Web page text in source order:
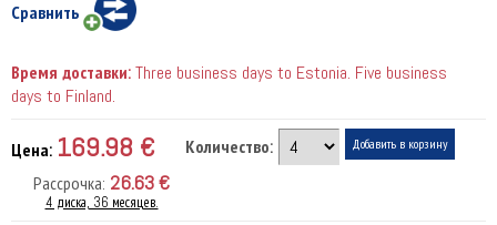
Сравнить
Время доставки:Three business days to Estonia. Five business
days to Finland.
Цена: 169.98 €
Количество:
Рассрочка: 26.63 €
4 диска, 36 месяцев.